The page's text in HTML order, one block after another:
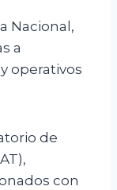
Nacional,
a
operativos
de
con